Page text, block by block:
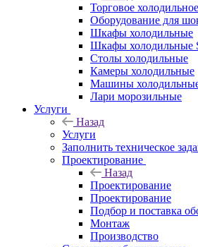
Торговое
Оборудование для
Шкафы холодильные
Шкафы холодильные
Столы холодильные
Камеры холодильные
Машины
Лари морозильные
Услуги
Назад
Услуги
Заполнить техническое
Проектирование
Назад
Проектирование
Проектирование
Подбор и поставка
Монтаж
Производство